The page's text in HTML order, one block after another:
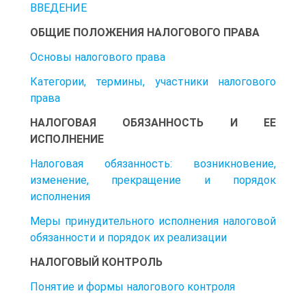
ВВЕДЕНИЕ
ОБЩИЕ ПОЛОЖЕНИЯ НАЛОГОВОГО ПРАВА
Основы налогового права
Категории, термины, участники налогового
права
НАЛОГОВАЯ ОБЯЗАННОСТЬ И ЕЕ
ИСПОЛНЕНИЕ
Налоговая обязанность: возникновение,
изменение, прекращение и порядок
исполнения
Меры принудительного исполнения налоговой
обязанности и порядок их реализации
НАЛОГОВЫЙ КОНТРОЛЬ
Понятие и формы налогового контроля